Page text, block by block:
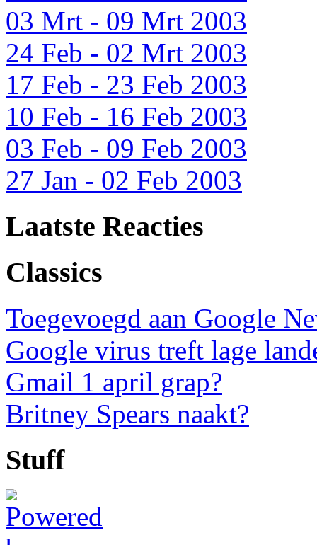
03 Mrt - 09 Mrt 2003
24 Feb - 02 Mrt 2003
17 Feb - 23 Feb 2003
10 Feb - 16 Feb 2003
03 Feb - 09 Feb 2003
27 Jan - 02 Feb 2003
Laatste Reacties
Classics
Toegevoegd aan Google
Google virus treft lage
Gmail 1 april grap?
Britney Spears naakt?
Stuff